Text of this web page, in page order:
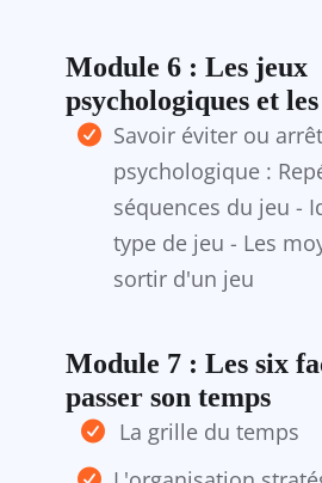
Module 6 : Les jeux
psychologiques et
Savoir éviter ou
psychologique :
séquences du jeu -
type de jeu - Les
sortir d'un jeu
Module 7 : Les six
passer son temps
La grille du temps